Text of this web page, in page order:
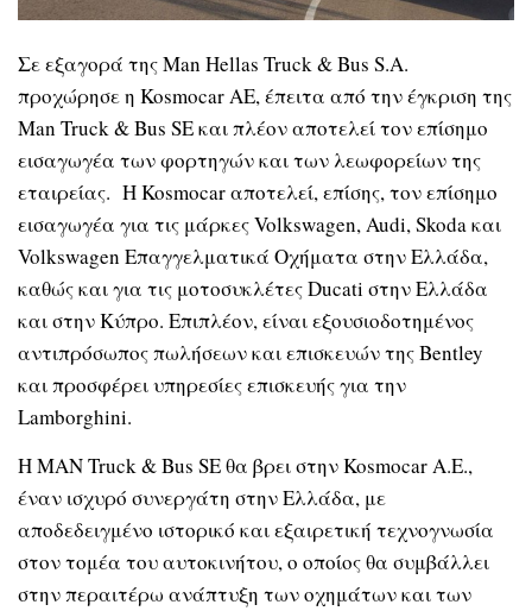
Σε εξαγορά της Man Hellas Truck & Bus S.A.
προχώρησε η Kosmocar ΑΕ, έπειτα από την έγκριση της
Man Truck & Bus SE και πλέον αποτελεί τον επίσημο
εισαγωγέα των φορτηγών και των λεωφορείων της
εταιρείας. Η Kosmocar αποτελεί, επίσης, τον επίσημο
εισαγωγέα για τις μάρκες Volkswagen, Audi, Skoda και
Volkswagen Επαγγελματικά Οχήματα στην Ελλάδα,
καθώς και για τις μοτοσυκλέτες Ducati στην Ελλάδα
και στην Κύπρο. Επιπλέον, είναι εξουσιοδοτημένος
αντιπρόσωπος πωλήσεων και επισκευών της Bentley
και προσφέρει υπηρεσίες επισκευής για την
Lamborghini.
Η MAN Truck & Bus SE θα βρει στην Kosmocar Α.Ε.,
έναν ισχυρό συνεργάτη στην Ελλάδα, με
αποδεδειγμένο ιστορικό και εξαιρετική τεχνογνωσία
στον τομέα του αυτοκινήτου, ο οποίος θα συμβάλλει
στην περαιτέρω ανάπτυξη των οχημάτων και των